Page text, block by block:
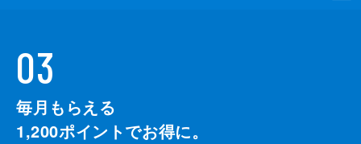
03
毎月もらえる
1,200ポイントでお得に。